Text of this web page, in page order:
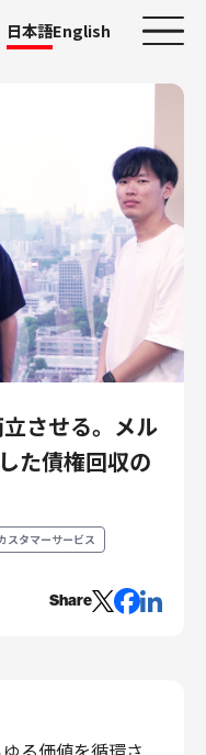
日本語English
させる。メル
た債権回収の
スタマーサービス
Share